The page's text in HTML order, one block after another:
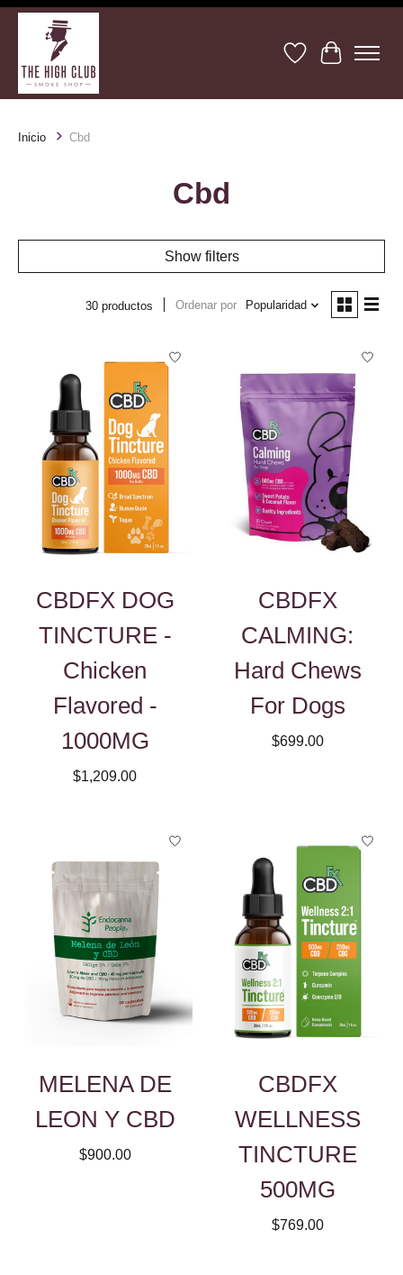
Lista de deseos
Cesta
Inicio Cbd
Cbd
Show filters
30 productos Ordenar por Popularidad
CBDFX DOG
TINCTURE -
Chicken
Flavored -
1000MG
$1,209.00
CBDFX
CALMING:
Hard Chews
For Dogs
$699.00
MELENA DE
LEON Y CBD
$900.00
CBDFX
WELLNESS
TINCTURE
500MG
$769.00